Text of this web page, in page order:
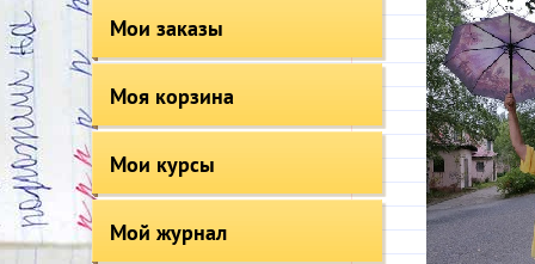
Мои заказы
Моя корзина
Мои курсы
Мой журнал